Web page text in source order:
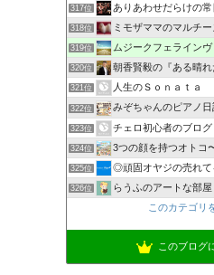
317位 ありあわせだらけの
318位 ミモザママのマルチ
319位 ムジークフェライン
320位 朝香賢毅の『ある晴れ
321位 人生のＳｏｎａｔａ
322位 みぞちゃんのピアノ日
323位 チェロ初心者のブログ
324位 3つの顔を持つオトコ
325位 ◎頑固オヤジの売れて
326位
らうふのアートな部屋
このカテゴリ
このブログ